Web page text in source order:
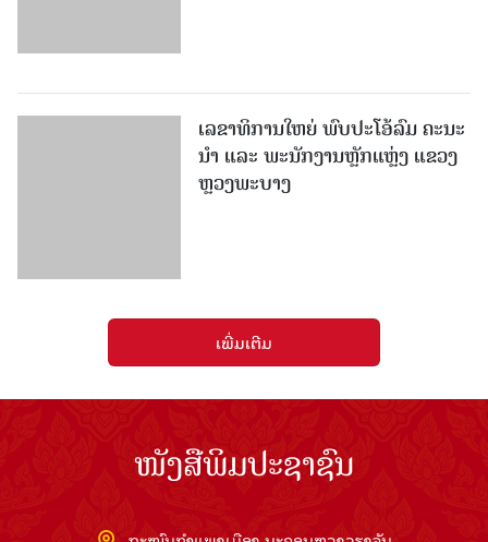
ນໍາ ແລະ ພະນັກງານຫຼັກແຫຼ່ງ ແຂວງ
ຫຼວງພະບາງ
ໜັງສືພິມປະຊາຊົນ
ຖະໜົນກຳແພງເມືອງ ນະຄອນຫຼວງວຽງຈັນ